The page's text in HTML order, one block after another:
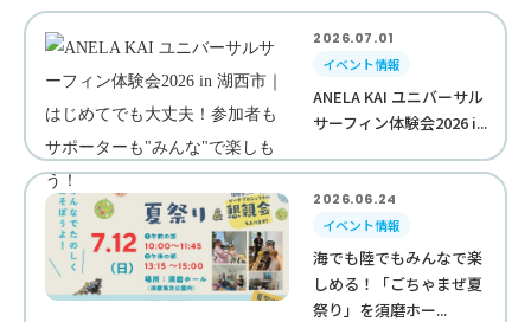
2026.07.01
イベント情報
ANELA KAI ユニバーサル
サーフィン体験会2026 i...
2026.06.24
イベント情報
海でも陸でもみんなで楽
しめる！「ごちゃまぜ夏
祭り」を須磨ホー...